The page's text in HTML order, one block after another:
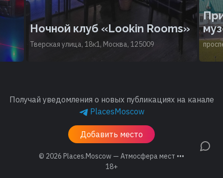
Ночной клуб «Lookin Rooms»
Тверская улица, 18к1, Москва, 125009
Получай уведомления о новых публикациях на канале
PlacesMoscow
Добавить место
© 2026 Places.Moscow — Атмосфера мест •••
18+